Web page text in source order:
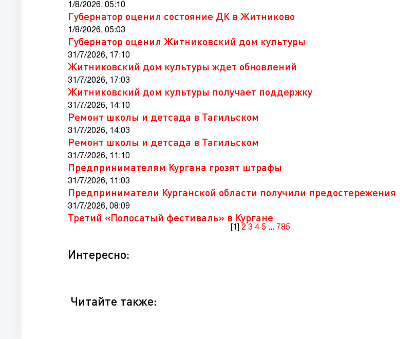
1/8/2026, 05:10
Губернатор оценил состояние ДК в Житниково
1/8/2026, 05:03
Губернатор оценил Житниковский дом культуры
31/7/2026, 17:10
Житниковский дом культуры ждет обновлений
31/7/2026, 17:03
Житниковский дом культуры получает поддержку
31/7/2026, 14:10
Ремонт школы и детсада в Тагильском
31/7/2026, 14:03
Ремонт школы и детсада в Тагильском
31/7/2026, 11:10
Предпринимателям Кургана грозят штрафы
31/7/2026, 11:03
Предприниматели Курганской области получили предостережения
31/7/2026, 08:09
Третий «Полосатый фестиваль» в Кургане
[1] 2 3 4 5 ... 785
Интересно:
Читайте также: